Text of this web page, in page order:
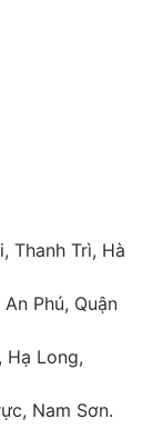
Thanh Trì, Hà
Phú, Quận
Hạ Long,
Nam Sơn.